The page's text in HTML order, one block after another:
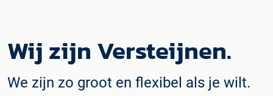
Wij zijn Versteijnen.
We zijn zo groot en flexibel als je wilt.